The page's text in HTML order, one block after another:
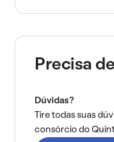
Precisa
Dúvidas?
Tire todas suas
consórcio do